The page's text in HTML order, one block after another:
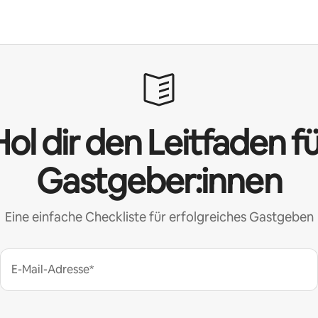
dir den Leitfaden
Gastgeber:innen
Eine einfache Checkliste für erfolgreiches Gastgeben
E-Mail-Adresse*